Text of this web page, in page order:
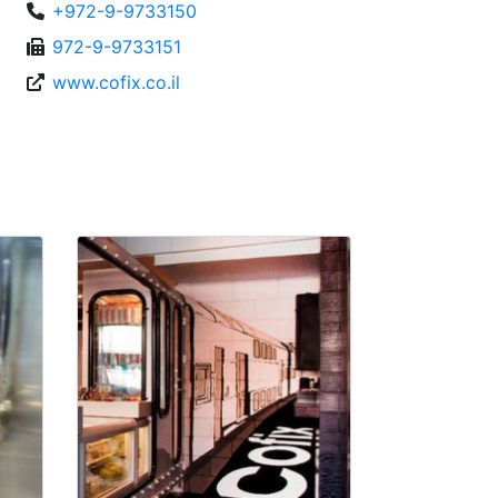
+972-9-9733150
972-9-9733151
www.cofix.co.il